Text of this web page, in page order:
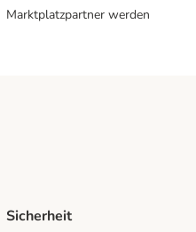
Marktplatzpartner werden
Sicherheit